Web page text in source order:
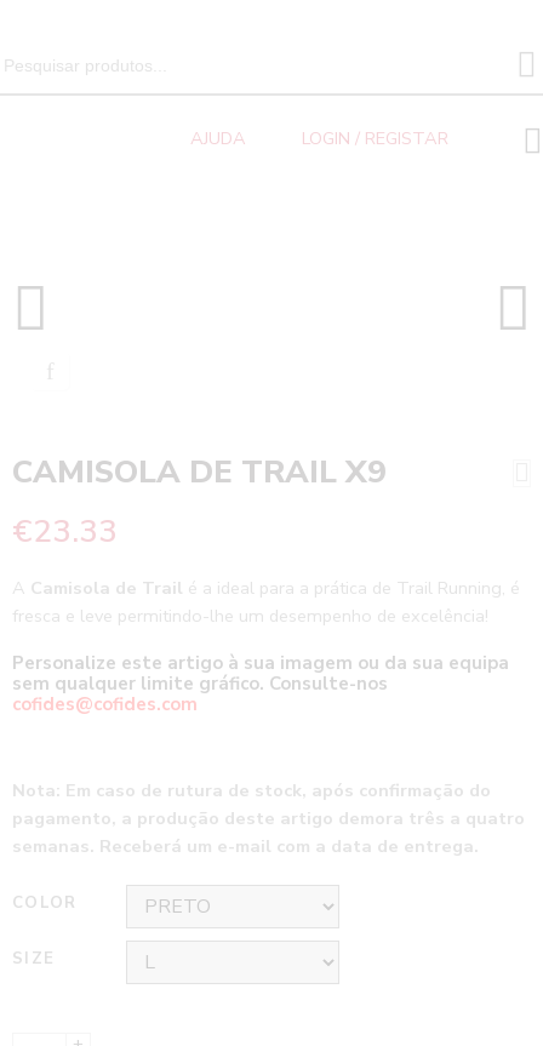
Search
for:
AJUDA LOGIN / REGISTAR
CAMISOLA DE TRAIL X9
€23.33
A Camisola de Trail é a ideal para a prática de Trail Running, é
fresca e leve permitindo-lhe um desempenho de excelência!
Personalize este artigo à sua imagem ou da sua equipa
sem qualquer limite gráfico. Consulte-nos
cofides@cofides.com
Nota: Em caso de rutura de stock, após confirmação do
pagamento, a produção deste artigo demora três a quatro
semanas. Receberá um e-mail com a data de entrega.
COLOR
SIZE